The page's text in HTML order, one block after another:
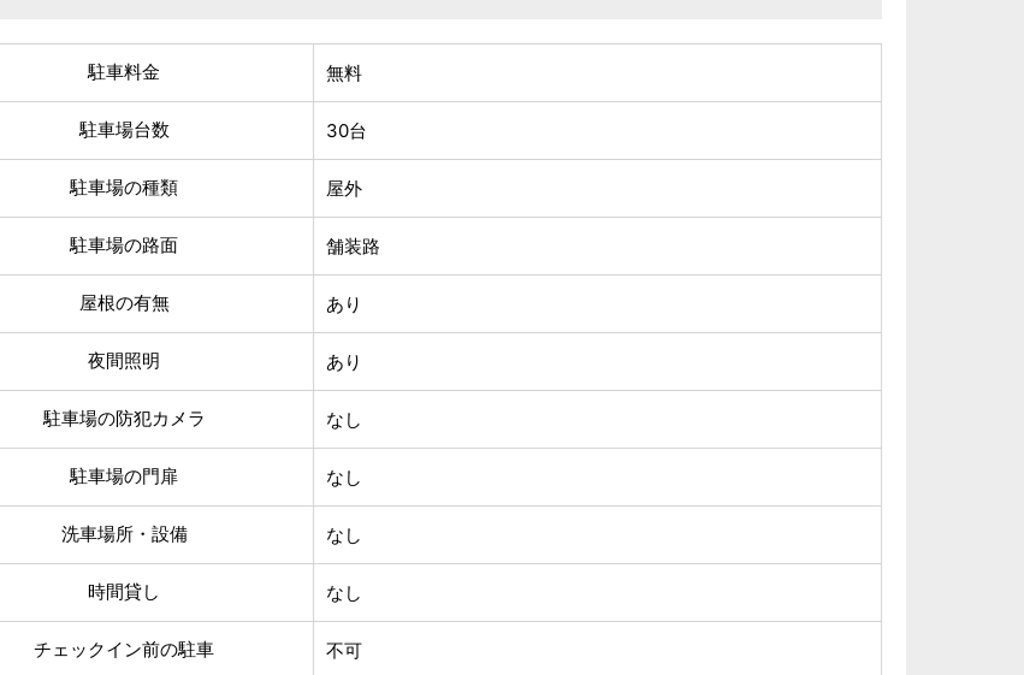
駐車料金 無料
駐車場台数 30台
駐車場の種類 屋外
駐車場の路面 舗装路
屋根の有無 あり
夜間照明 あり
駐車場の防犯カメラ なし
駐車場の門扉 なし
洗車場所・設備 なし
時間貸し なし
チェックイン前の駐車 不可